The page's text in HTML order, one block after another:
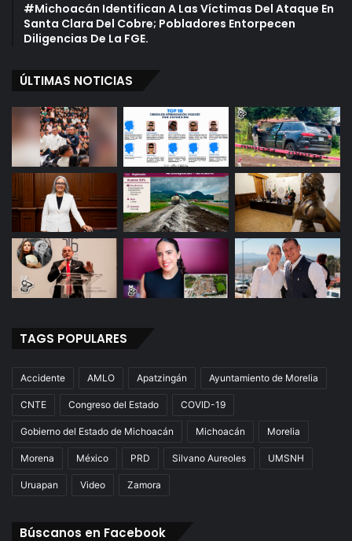
#Michoacán Identifican A Las Víctimas Del Ataque En
Santa Clara Del Cobre; Pobladores Entorpecen
Diligencias De La FGE.
ÚLTIMAS NOTICIAS
TAGS POPULARES
Accidente AMLO Apatzingán Ayuntamiento de Morelia
CNTE Congreso del Estado COVID-19
Gobierno del Estado de Michoacán Michoacán Morelia
Morena México PRD Silvano Aureoles UMSNH
Uruapan Video Zamora
Búscanos en Facebook